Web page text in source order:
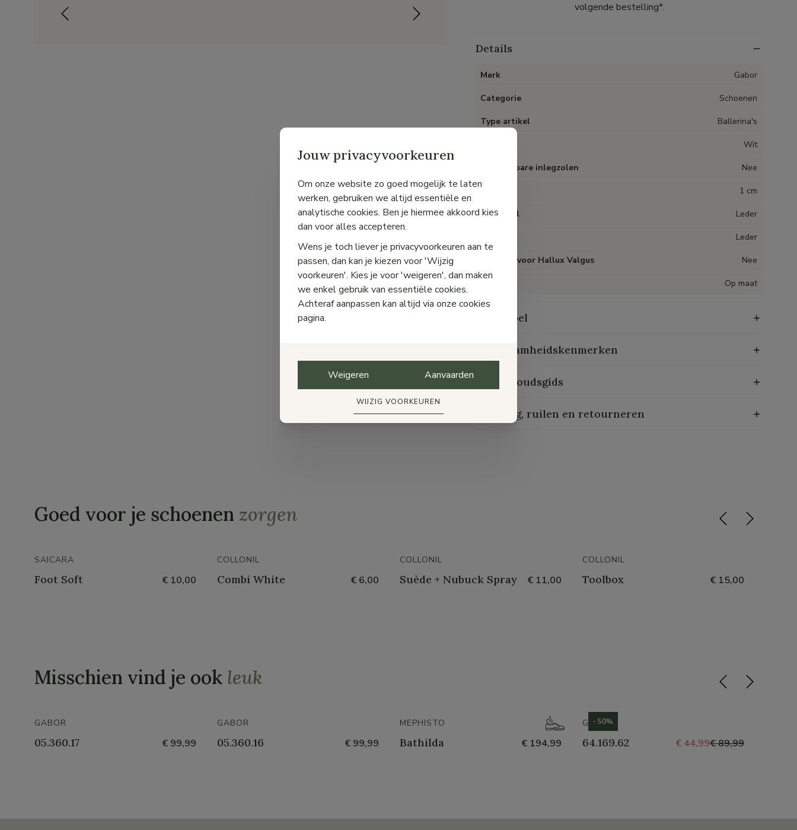
volgende bestelling*.
Details
Merk Gabor
Categorie Schoenen
Type artikel Ballerina's
Wit
Uitneembare inlegzolen Nee
Hak 1 cm
Materiaal Leder
Leder
Speciaal voor Hallux Valgus Nee
Op maat
Maattabel
Duurzaamheidskenmerken
Onderhoudsgids
Levering, ruilen en retourneren
Goed voor je schoenen zorgen
SAICARA
Foot Soft € 10,00
COLLONIL
Combi White € 6,00
COLLONIL
Suède + Nubuck Spray € 11,00
COLLONIL
Toolbox € 15,00
Misschien vind je ook leuk
GABOR
05.360.17 € 99,99
GABOR
05.360.16 € 99,99
MEPHISTO
Bathilda € 194,99
GABOR
64.169.62 € 44,99€ 89,99
- 50%
Jouw privacyvoorkeuren
Om onze website zo goed mogelijk te laten
werken, gebruiken we altijd essentiële en
analytische cookies. Ben je hiermee akkoord kies
dan voor alles accepteren.
Wens je toch liever je privacyvoorkeuren aan te
passen, dan kan je kiezen voor 'Wijzig
voorkeuren'. Kies je voor 'weigeren', dan maken
we enkel gebruik van essentiële cookies.
Achteraf aanpassen kan altijd via onze cookies
pagina.
Weigeren Aanvaarden
WIJZIG VOORKEUREN